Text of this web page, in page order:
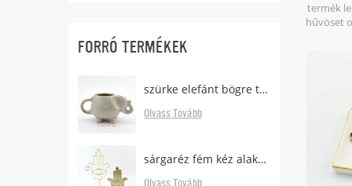
FORRÓ TERMÉKEK
szürke elefánt bögre tea táska tartóval
Olvass Tovább
sárgaréz fém kéz alakú fülbevaló állvány tálcával
termék
hűvöset
gyár
történő
anyag:
9,5
csak